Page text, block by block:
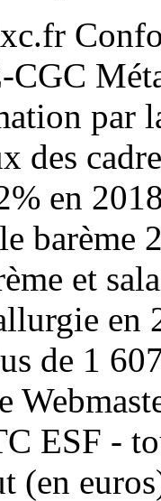
CGC
par
des
en
barème
et
de 1
ESF -
(en